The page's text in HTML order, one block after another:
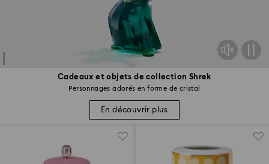
Cadeaux et objets de collection Shrek
Personnages adorés en forme de cristal
En découvrir plus